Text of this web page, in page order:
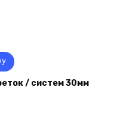
/ систем 30мм